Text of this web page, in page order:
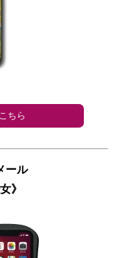
ちら
ール
》